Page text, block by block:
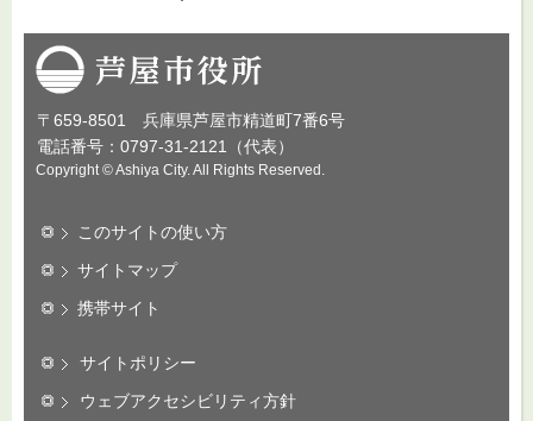
芦屋市役所
〒659-8501 兵庫県芦屋市精道町7番6号
電話番号：0797-31-2121（代表）
Copyright © Ashiya City. All Rights Reserved.
このサイトの使い方
サイトマップ
携帯サイト
サイトポリシー
ウェブアクセシビリティ方針